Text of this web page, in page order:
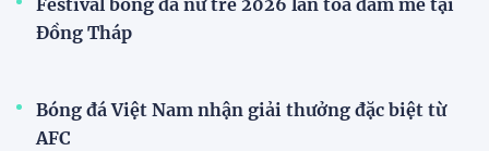
Festival bóng đá nữ trẻ 2026 lan tỏa đam mê tại
Đồng Tháp
Bóng đá Việt Nam nhận giải thưởng đặc biệt từ
AFC